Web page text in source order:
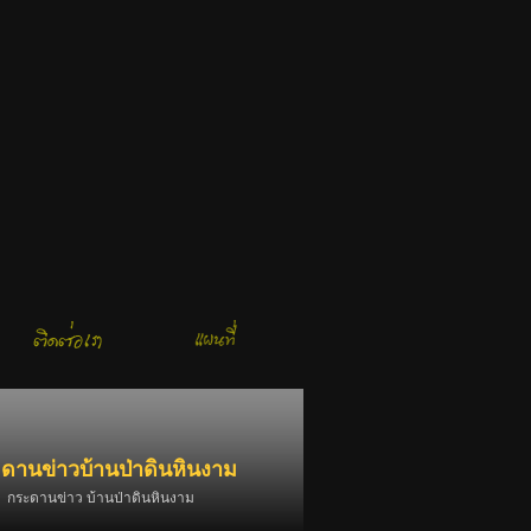
านข่าวบ้านป่าดินหินงาม
กระดานข่าว บ้านป่าดินหินงาม